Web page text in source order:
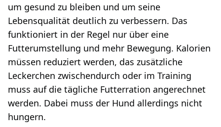
um gesund zu bleiben und um seine
Lebensqualität deutlich zu verbessern. Das
funktioniert in der Regel nur über eine
Futterumstellung und mehr Bewegung. Kalorien
müssen reduziert werden, das zusätzliche
Leckerchen zwischendurch oder im Training
muss auf die tägliche Futterration angerechnet
werden. Dabei muss der Hund allerdings nicht
hungern.